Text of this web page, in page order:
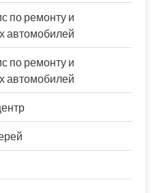
по ремонту и
автомобилей
по ремонту и
автомобилей